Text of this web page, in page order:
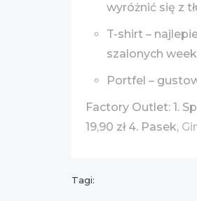
wyróżnić się z
T-shirt –
szalonych
Portfel –
Factory Outlet: 1.
19,90 zł 4. Pasek,
Tagi: